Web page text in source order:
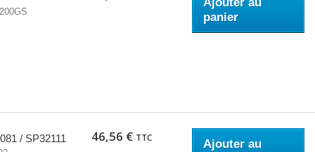
panier
/ SP32111 46,56 € TTC
Ajouter au